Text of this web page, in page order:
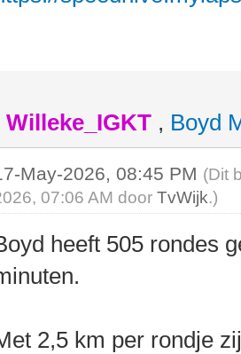
Willeke_IGKT , Boyd
May-2026, 08:45 PM (Dit
07:06 AM doorTvWijk.)
heeft 505 rondes
2,5 km per rondje